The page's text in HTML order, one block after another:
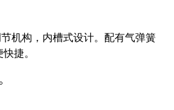
机构，内槽式设计。配有气弹簧
捷。